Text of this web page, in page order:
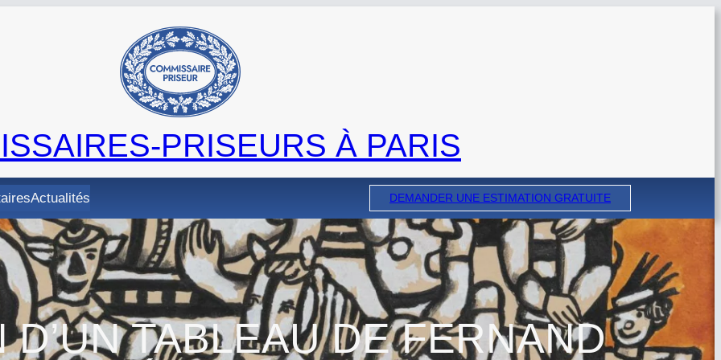
PRISEURS À PARIS
Actualités DEMANDER UNE ESTIMATION GRATUITE
D’UN TABLEAU DE FERNAND